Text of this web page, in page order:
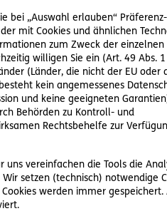
bei „Auswahl erlauben“
mit Cookies und ähnlichen
zum Zweck der einzelnen
willigen Sie ein (Art. 49 Abs. 1
(Länder, die nicht der EU oder
kein angemessenes
und keine geeigneten
Behörden zu Kontroll- und
Rechtsbehelfe zur
uns vereinfachen die Tools die
setzen (technisch) notwendige
werden immer
die Angaben über
werden. Den
und GmbH & Co
müssen Bücher
Wird der Schwellenwert in